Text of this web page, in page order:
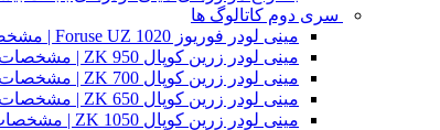
سری دوم کاتالوگ ها
مینی لودر فوریوز Foruse UZ 1020 | مشخصات و ویژگی های فنی
مینی لودر زرین کوپال ZK 950 | مشخصات و ویژگی های فنی zk950
مینی لودر زرین کوپال ZK 700 | مشخصات و ویژگی های فنی zk700
مینی لودر زرین کوپال ZK 650 | مشخصات و ویژگی های فنی zk650
مینی لودر زرین کوپال ZK 1050 | مشخصات و ویژگی های فنی zk1050